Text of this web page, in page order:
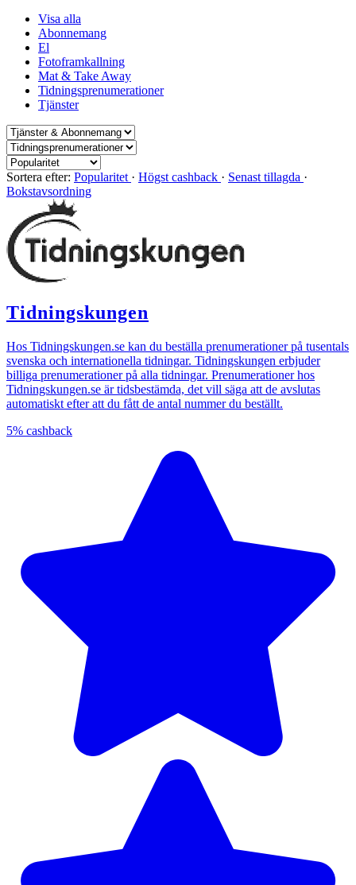
Visa alla
Abonnemang
El
Fotoframkallning
Mat & Take Away
Tidningsprenumerationer
Tjänster
Sortera efter: Popularitet · Högst cashback · Senast tillagda ·
Bokstavsordning
Tidningskungen
Hos Tidningskungen.se kan du beställa prenumerationer på tusentals
svenska och internationella tidningar. Tidningskungen erbjuder
billiga prenumerationer på alla tidningar. Prenumerationer hos
Tidningskungen.se är tidsbestämda, det vill säga att de avslutas
automatiskt efter att du fått de antal nummer du beställt.
5% cashback